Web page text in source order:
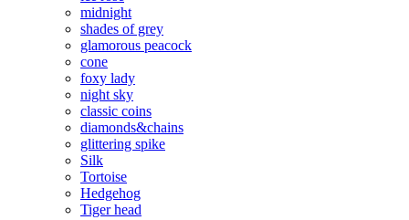
midnight
shades of grey
glamorous peacock
cone
foxy lady
night sky
classic coins
diamonds&chains
glittering spike
Silk
Tortoise
Hedgehog
Tiger head